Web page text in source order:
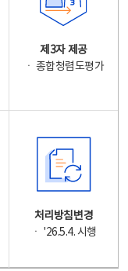
제3자 제공
ㆍ 종합청렴도평가
처리방침변경
ㆍ '26.5.4. 시행